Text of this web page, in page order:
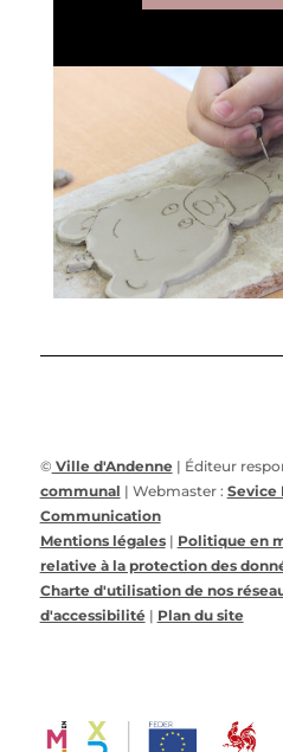
© Ville d'Andenne| Éditeur
communal | Webmaster : Sevice
Communication
Mentions légales| Politique en
relative à la protection des
Charte d'utilisation de nos
d'accessibilité| Plan du site